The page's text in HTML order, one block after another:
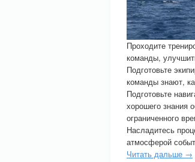
Проходите
команды,
Подготовьте
команды знают,
Подготовьте
хорошего знания
ограниченного
Насладитесь
атмосферой
Читать дальше →